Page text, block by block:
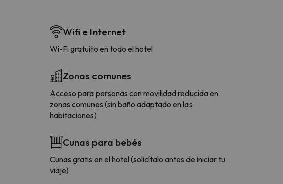
Wifi e Internet
Wi-Fi gratuito en todo el hotel
Zonas comunes
Acceso para personas con movilidad reducida en
zonas comunes (sin baño adaptado en las
habitaciones)
Cunas para bebés
Cunas gratis en el hotel (solicítalo antes de iniciar tu
viaje)